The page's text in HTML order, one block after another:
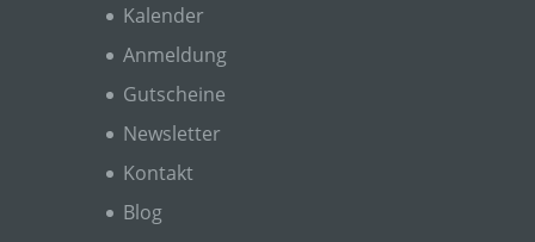
Kalender
Anmeldung
Gutscheine
Newsletter
Kontakt
Blog
zu